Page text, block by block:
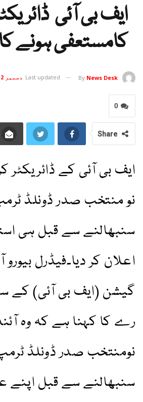
ایف بی آئی
کامستعفی ہونے
By News Desk
Last updated دسمبر 12, 2024
0
Share
ایف بی آئی کے ڈائریکٹر
نو منتخب صدر ڈونلڈ
سنبھالنے سے قبل ہی
اعلان کر دیا۔فیڈرل
گیشن (ایف بی آئی) کے
رے کا کہنا ہے کہ وہ
نومنتخب صدر ڈونلڈ
سنبھالنے سے قبل